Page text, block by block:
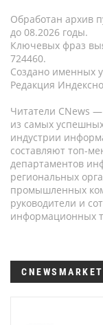
Обработан архив
до 08.2026 годы.
Ключевых фраз
724460.
Создано именных
Редакция
Читатели CNews
из самых
индустрии
составляют топ-
департаментов
региональных
промышленных
руководители и
информационных
CNEWSMARKET